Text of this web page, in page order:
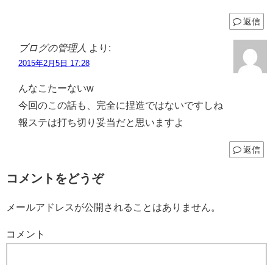
返信
ブログの管理人 より:
2015年2月5日 17:28
んなこたーないw
今回のこの話も、完全に捏造ではないですしね
報ステは打ち切り妥当だと思いますよ
返信
コメントをどうぞ
メールアドレスが公開されることはありません。
コメント